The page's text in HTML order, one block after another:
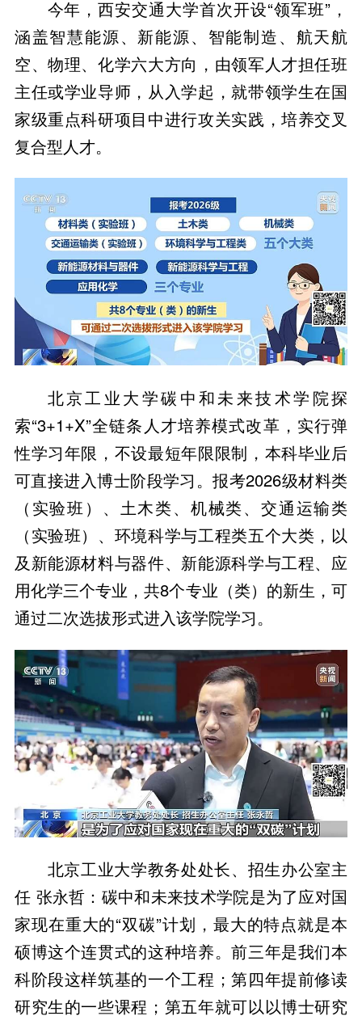
今年，西安交通大学首次开设“领军班”，
涵盖智慧能源、新能源、智能制造、航天航
空、物理、化学六大方向，由领军人才担任班
主任或学业导师，从入学起，就带领学生在国
家级重点科研项目中进行攻关实践，培养交叉
复合型人才。
北京工业大学碳中和未来技术学院探
索“3+1+X”全链条人才培养模式改革，实行弹
性学习年限，不设最短年限限制，本科毕业后
可直接进入博士阶段学习。报考2026级材料类
（实验班）、土木类、机械类、交通运输类
（实验班）、环境科学与工程类五个大类，以
及新能源材料与器件、新能源科学与工程、应
用化学三个专业，共8个专业（类）的新生，可
通过二次选拔形式进入该学院学习。
北京工业大学教务处处长、招生办公室主
任 张永哲：碳中和未来技术学院是为了应对国
家现在重大的“双碳”计划，最大的特点就是本
硕博这个连贯式的这种培养。前三年是我们本
科阶段这样筑基的一个工程；第四年提前修读
研究生的一些课程；第五年就可以以博士研究